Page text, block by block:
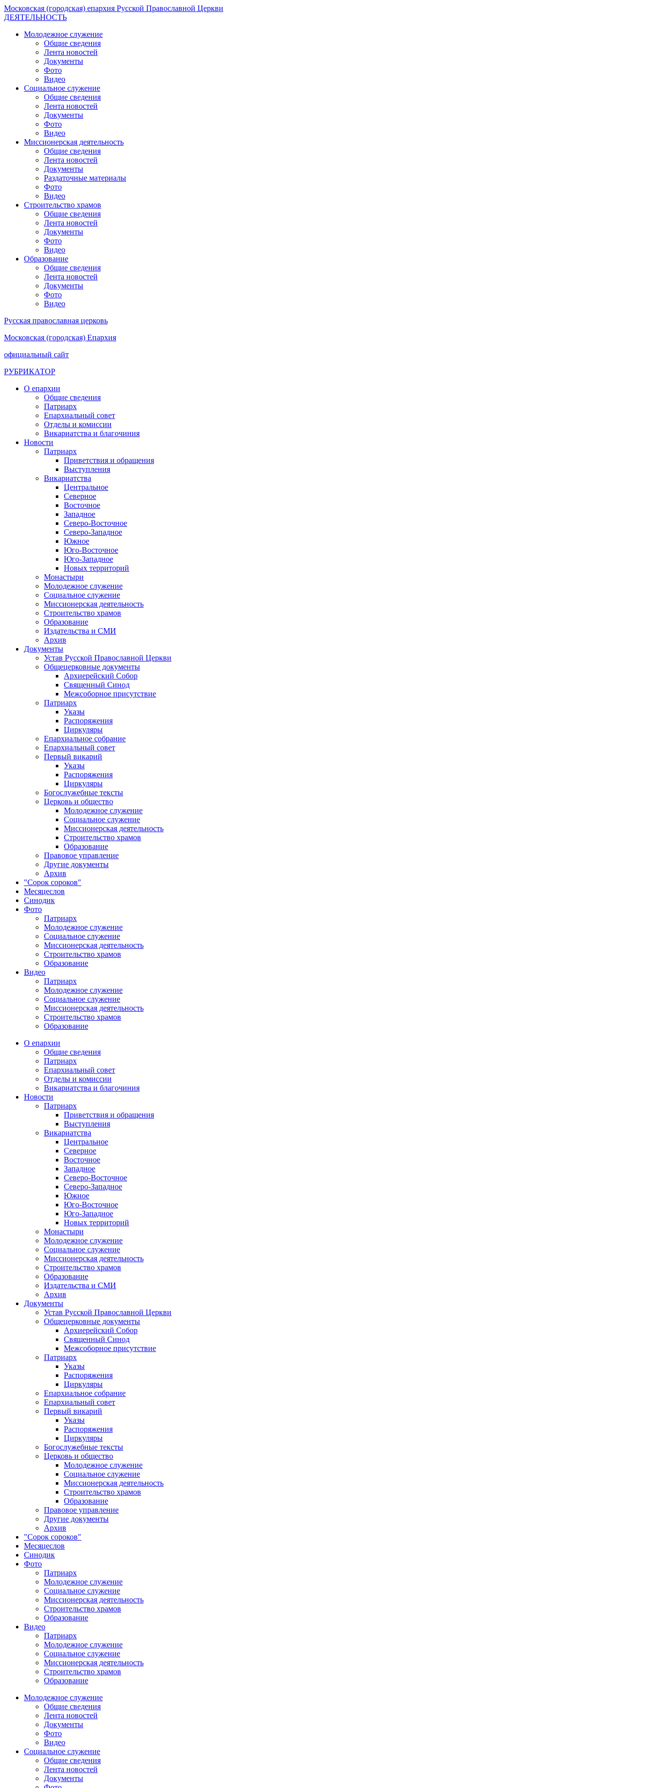
Московская (городская) епархия Русской Православной Церкви
ДЕЯТЕЛЬНОСТЬ
Молодежное служение
Общие сведения
Лента новостей
Документы
Фото
Видео
Социальное служение
Общие сведения
Лента новостей
Документы
Фото
Видео
Миссионерская деятельность
Общие сведения
Лента новостей
Документы
Раздаточные материалы
Фото
Видео
Строительство храмов
Общие сведения
Лента новостей
Документы
Фото
Видео
Образование
Общие сведения
Лента новостей
Документы
Фото
Видео
Русская православная церковь
Московская (городская) Епархия
официальный сайт
РУБРИКАТОР
О епархии
Общие сведения
Патриарх
Епархиальный совет
Отделы и комиссии
Викариатства и благочиния
Новости
Патриарх
Приветствия и обращения
Выступления
Викариатства
Центральное
Северное
Восточное
Западное
Северо-Восточное
Северо-Западное
Южное
Юго-Восточное
Юго-Западное
Новых территорий
Монастыри
Молодежное служение
Социальное служение
Миссионерская деятельность
Строительство храмов
Образование
Издательства и СМИ
Архив
Документы
Устав Русской Православной Церкви
Общецерковные документы
Архиерейский Собор
Священный Синод
Межсоборное присутствие
Патриарх
Указы
Распоряжения
Циркуляры
Епархиальное собрание
Епархиальный совет
Первый викарий
Указы
Распоряжения
Циркуляры
Богослужебные тексты
Церковь и общество
Молодежное служение
Социальное служение
Миссионерская деятельность
Строительство храмов
Образование
Правовое управление
Другие документы
Архив
"Сорок сороков"
Месяцеслов
Синодик
Фото
Патриарх
Молодежное служение
Социальное служение
Миссионерская деятельность
Строительство храмов
Образование
Видео
Патриарх
Молодежное служение
Социальное служение
Миссионерская деятельность
Строительство храмов
Образование
О епархии
Общие сведения
Патриарх
Епархиальный совет
Отделы и комиссии
Викариатства и благочиния
Новости
Патриарх
Приветствия и обращения
Выступления
Викариатства
Центральное
Северное
Восточное
Западное
Северо-Восточное
Северо-Западное
Южное
Юго-Восточное
Юго-Западное
Новых территорий
Монастыри
Молодежное служение
Социальное служение
Миссионерская деятельность
Строительство храмов
Образование
Издательства и СМИ
Архив
Документы
Устав Русской Православной Церкви
Общецерковные документы
Архиерейский Собор
Священный Синод
Межсоборное присутствие
Патриарх
Указы
Распоряжения
Циркуляры
Епархиальное собрание
Епархиальный совет
Первый викарий
Указы
Распоряжения
Циркуляры
Богослужебные тексты
Церковь и общество
Молодежное служение
Социальное служение
Миссионерская деятельность
Строительство храмов
Образование
Правовое управление
Другие документы
Архив
"Сорок сороков"
Месяцеслов
Синодик
Фото
Патриарх
Молодежное служение
Социальное служение
Миссионерская деятельность
Строительство храмов
Образование
Видео
Патриарх
Молодежное служение
Социальное служение
Миссионерская деятельность
Строительство храмов
Образование
Молодежное служение
Общие сведения
Лента новостей
Документы
Фото
Видео
Социальное служение
Общие сведения
Лента новостей
Документы